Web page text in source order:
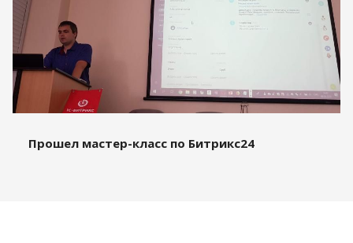
Прошел мастер-класс по Битрикс24